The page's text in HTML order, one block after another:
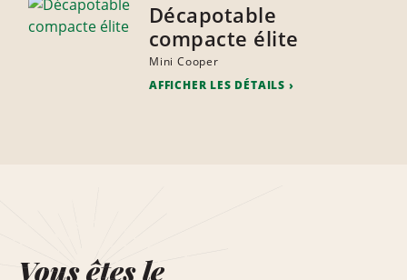
Décapotable
compacte élite
Mini Cooper
AFFICHER LES DÉTAILS
Vous êtes le